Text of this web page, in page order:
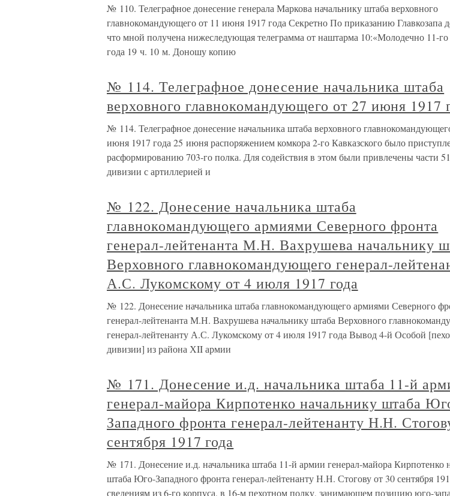
№ 110. Телеграфное донесение генерала Маркова начальнику штаба верховного
главнокомандующего от 11 июня 1917 года Секретно По приказанию Главкозапа
что мной получена нижеследующая телеграмма от наштарма 10:«Молодечно 11-
года 19 ч. 10 м. Доношу копию
№ 114. Телеграфное донесение начальника штаба
верховного главнокомандующего от 27 июня 1917
№ 114. Телеграфное донесение начальника штаба верховного
июня 1917 года 25 июня распоряжением комкора 2-го Кавказского было
расформированию 703-го полка. Для содействия в этом были привлечены части
дивизии с артиллерией и
№ 122. Донесение начальника штаба
главнокомандующего армиями Северного фронта
генерал-лейтенанта М.Н. Вахрушева начальнику
Верховного главнокомандующего генерал-
А.С. Лукомскому от 4 июля 1917 года
№ 122. Донесение начальника штаба главнокомандующего армиями Северного
генерал-лейтенанта М.Н. Вахрушева начальнику штаба Верховного
генерал-лейтенанту А.С. Лукомскому от 4 июля 1917 года Вывод 4-й Особой
дивизии] из района ХII армии
№ 171. Донесение и.д. начальника штаба 11-й
генерал-майора Кирпотенко начальнику штаба
Западного фронта генерал-лейтенанту Н.Н.
сентября 1917 года
№ 171. Донесение и.д. начальника штаба 11-й армии генерал-майора Кирпотенко
штаба Юго-Западного фронта генерал-лейтенанту Н.Н. Стогову от 30 сентября
сведениям из 6-го корпуса, в 16-м пехотном полку, занимающем позицию юго-